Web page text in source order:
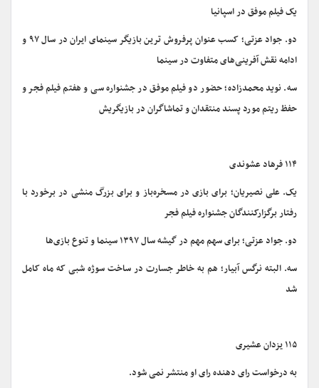
یک فیلم موفق در اسپانیا
دو. جواد عزتی؛ کسب عنوان پرفروش ترین بازیگر سینمای ایران در سال ۹۷ و
ادامه نقش آفرینی‌های متفاوت در سینما
سه. نوید محمدزاده؛ حضور دو فیلم موفق در جشنواره سی و هفتم فیلم فجر و
حفظ ریتم مورد پسند منتقدان و تماشاگران در بازیگریش
۱۱۴ فرهاد عشوندی
یک. علی نصیریان؛ برای بازی در مسخره‌باز و برای بزرگ منشی در برخورد با
رفتار برگزارکنندگان جشنواره فیلم فجر
دو. جواد عزتی؛ برای سهم مهم در گیشه سال ۱۳۹۷ سینما و تنوع بازی‌ها
سه. البته نرگس آبیار؛ هم به خاطر جسارت در ساخت سوژه شبی که ماه کامل
شد
۱۱۵ یزدان عشیری
به درخواست رای دهنده رای او منتشر نمی شود.